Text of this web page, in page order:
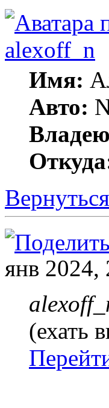
alexoff_n
Имя:
Авто:
янв 2024,
(ехать